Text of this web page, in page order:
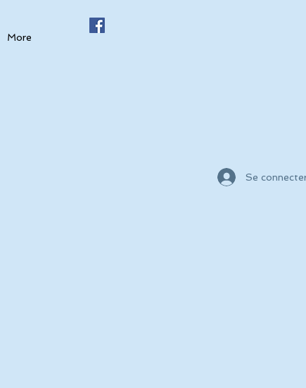
More
Se